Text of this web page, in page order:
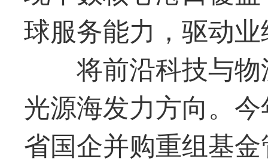
球服务能力，驱动
将前沿科技与
光源海发力方向。
省国企并购重组基